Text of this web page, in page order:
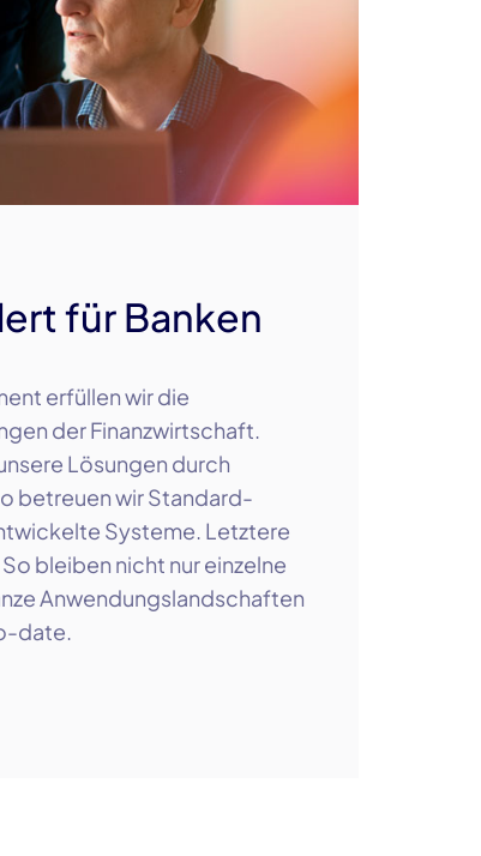
für Banken
erfüllen wir die
der Finanzwirtschaft.
Lösungen durch
betreuen wirStandard-
Systeme. Letztere
bleiben nicht nur einzelne
Anwendungslandschaften
date.